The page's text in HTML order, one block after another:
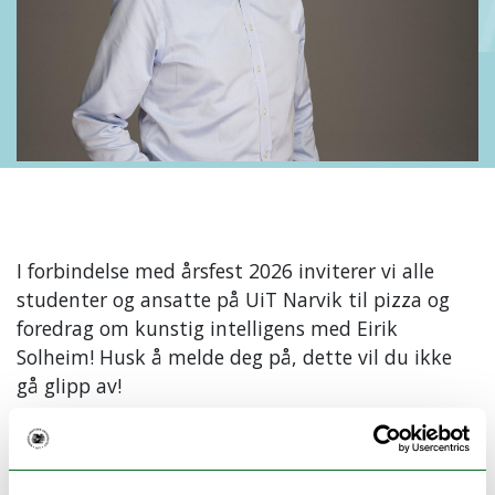
I forbindelse med årsfest 2026 inviterer vi alle
studenter og ansatte på UiT Narvik til pizza og
foredrag om kunstig intelligens med Eirik
Solheim! Husk å melde deg på, dette vil du ikke
gå glipp av!
Kunstig intelligens (KI) har på rekordtid bidratt til en
teknologisk revolusjon som påvirker alle deler av